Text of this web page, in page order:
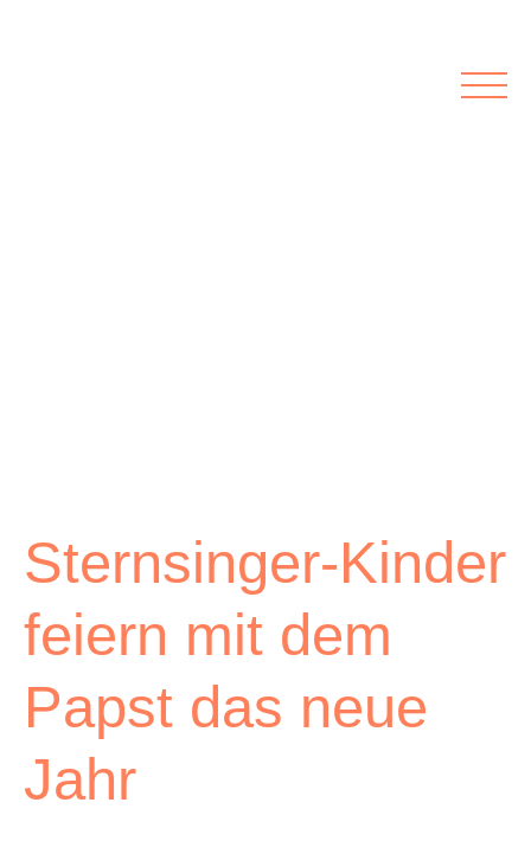
Archiv
Über uns
ePaper
aktuelle Ausgabe
Sternsinger-Kinder
feiern mit dem
Papst das neue
Jahr